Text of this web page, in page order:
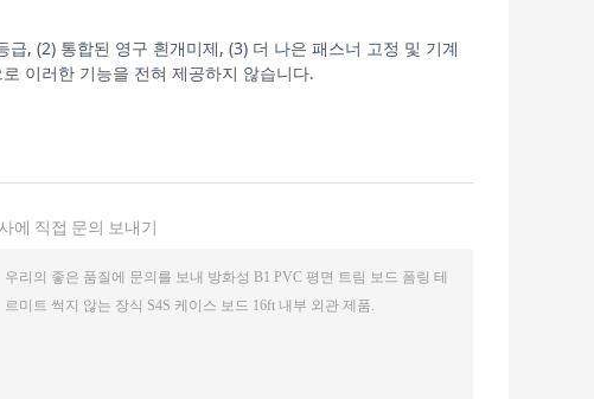
, (2) 통합된 영구 흰개미제, (3) 더 나은 패스너 고정 및 기계
이러한 기능을 전혀 제공하지 않습니다.
에 직접 문의 보내기